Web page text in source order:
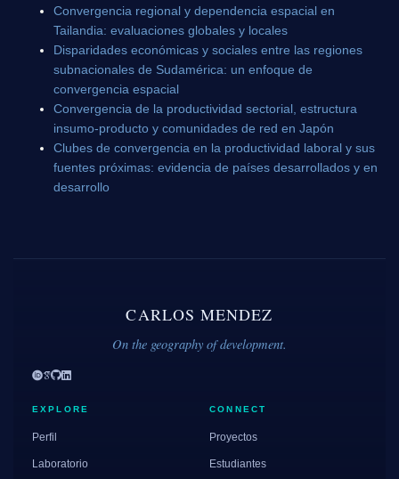
Convergencia regional y dependencia espacial en
Tailandia: evaluaciones globales y locales
Disparidades económicas y sociales entre las regiones
subnacionales de Sudamérica: un enfoque de
convergencia espacial
Convergencia de la productividad sectorial, estructura
insumo-producto y comunidades de red en Japón
Clubes de convergencia en la productividad laboral y sus
fuentes próximas: evidencia de países desarrollados y en
desarrollo
CARLOS MENDEZ
On the geography of development.
EXPLORE
Perfil
Laboratorio
CONNECT
Proyectos
Estudiantes